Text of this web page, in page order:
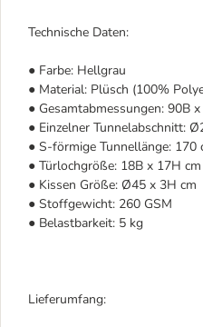
Technische Daten:
● Farbe: Hellgrau
● Material: Plüsch (100%
● Gesamtabmessungen: 90B
● Einzelner Tunnelabschnitt:
● S-förmige Tunnellänge: 170
● Türlochgröße: 18B x 17H cm
● Kissen Größe: Ø45 x 3H cm
● Stoffgewicht: 260 GSM
● Belastbarkeit: 5 kg
Lieferumfang: